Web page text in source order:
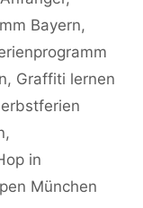
Bayern,
, Graffiti lernen
,
in
München